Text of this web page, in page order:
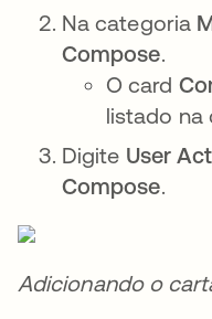
Na categoria
Compose.
O card
listado na
Digite User
Compose.
Adicionando o